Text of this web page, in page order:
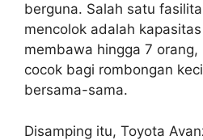
berguna. Salah satu
mencolok adalah
membawa hingga 7
cocok bagi rombongan
bersama-sama.
Disamping itu, Toyota